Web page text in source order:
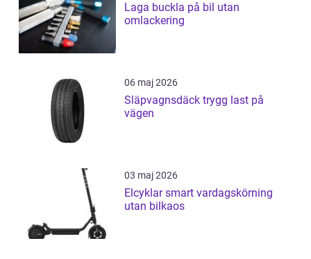
Laga buckla på bil utan
omlackering
06 maj 2026
Släpvagnsdäck trygg last på
vägen
03 maj 2026
Elcyklar smart vardagskörning
utan bilkaos